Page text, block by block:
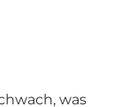
was